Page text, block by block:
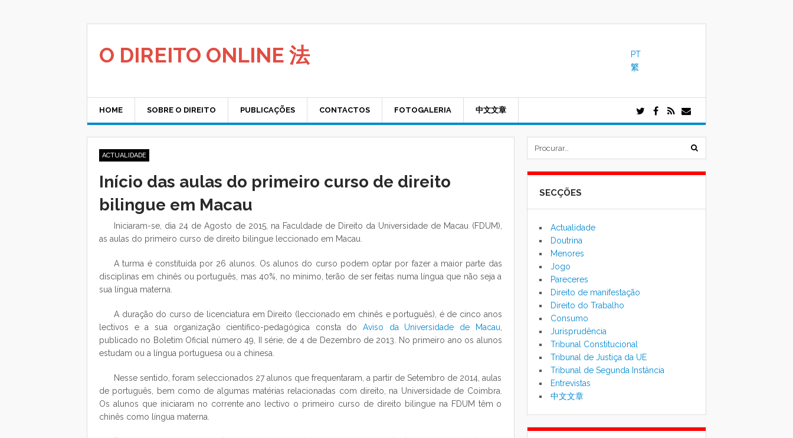
O DIREITO ONLINE 法
PT
繁
HOME SOBRE O DIREITO PUBLICAÇÕES CONTACTOS FOTOGALERIA 中文文章
ACTUALIDADE
Início das aulas do primeiro curso de direito
bilingue em Macau
Iniciaram-se, dia 24 de Agosto de 2015, na Faculdade de Direito da Universidade de Macau (FDUM),
as aulas do primeiro curso de direito bilingue leccionado em Macau.
A turma é constituída por 26 alunos. Os alunos do curso podem optar por fazer a maior parte das
disciplinas em chinês ou português, mas 40%, no mínimo, terão de ser feitas numa língua que não seja a
sua língua materna.
A duração do curso de licenciatura em Direito (leccionado em chinês e português), é de cinco anos
lectivos e a sua organização científico-pedagógica consta do Aviso da Universidade de Macau
publicado no Boletim Oficial número 49, II série, de 4 de Dezembro de 2013. No primeiro ano os alunos
estudam ou a língua portuguesa ou a chinesa.
Nesse sentido, foram seleccionados 27 alunos que frequentaram, a partir de Setembro de 2014, aulas
de português, bem como de algumas matérias relacionadas com direito, na Universidade de Coimbra.
Os alunos que iniciaram no corrente ano lectivo o primeiro curso de direito bilingue na FDUM têm o
chinês como língua materna.
formulário
SECÇÕES
Actualidade
Doutrina
Menores
Jogo
Pareceres
Direito de manifestação
Direito do Trabalho
Consumo
Jurisprudência
Tribunal Constitucional
Tribunal de Justiça da UE
Tribunal de Segunda Instância
Entrevistas
中文文章